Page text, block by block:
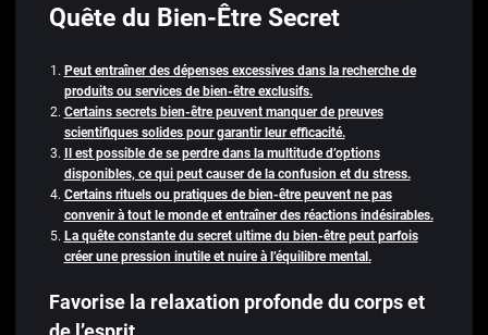
Quête du Bien-Être Secret
Peut entraîner des dépenses excessives dans la recherche de
produits ou services de bien-être exclusifs.
Certains secrets bien-être peuvent manquer de preuves
scientifiques solides pour garantir leur efficacité.
Il est possible de se perdre dans la multitude d’options
disponibles, ce qui peut causer de la confusion et du stress.
Certains rituels ou pratiques de bien-être peuvent ne pas
convenir à tout le monde et entraîner des réactions indésirables.
La quête constante du secret ultime du bien-être peut parfois
créer une pression inutile et nuire à l’équilibre mental.
Favorise la relaxation profonde du corps et